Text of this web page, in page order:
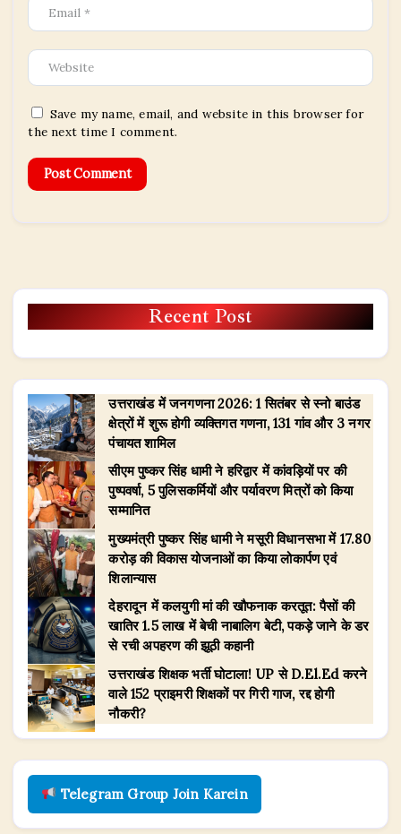
Save my name, email, and website in this browser for
the next time I comment.
Recent Post
उत्तराखंड में जनगणना 2026: 1 सितंबर से स्नो बाउंड
क्षेत्रों में शुरू होगी व्यक्तिगत गणना, 131 गांव और 3 नगर
पंचायत शामिल
सीएम पुष्कर सिंह धामी ने हरिद्वार में कांवड़ियों पर की
पुष्पवर्षा, 5 पुलिसकर्मियों और पर्यावरण मित्रों को किया
सम्मानित
मुख्यमंत्री पुष्कर सिंह धामी ने मसूरी विधानसभा में 17.80
करोड़ की विकास योजनाओं का किया लोकार्पण एवं
शिलान्यास
देहरादून में कलयुगी मां की खौफनाक करतूत: पैसों की
खातिर 1.5 लाख में बेची नाबालिग बेटी, पकड़े जाने के डर
से रची अपहरण की झूठी कहानी
उत्तराखंड शिक्षक भर्ती घोटाला! UP से D.El.Ed करने
वाले 152 प्राइमरी शिक्षकों पर गिरी गाज, रद्द होगी
नौकरी?
Telegram Group Join Karein